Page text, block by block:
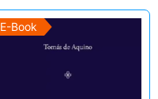
E-Book